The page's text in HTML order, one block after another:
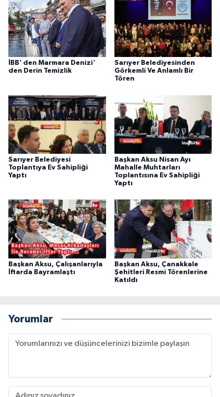
İBB' den Marmara Denizi'
den Derin Temizlik
Sarıyer Belediyesinden
Görkemli Ve Anlamlı Bir
Tören
Sarıyer Belediyesi
Toplantıya Ev Sahipliği
Yaptı
Başkan Aksu Nisan Ayı
Mahalle Muhtarları
Toplantısına Ev Sahipliği
Yaptı
Başkan Aksu, Çalışanlarıyla
İftarda Bayramlaştı
Başkan Aksu, Çanakkale
Şehitleri Resmi Törenlerine
Katıldı
Yorumlar